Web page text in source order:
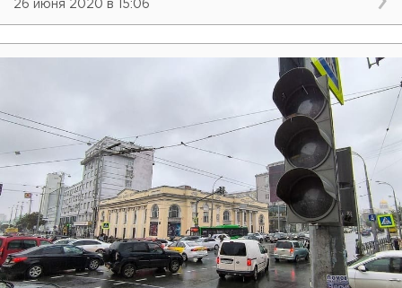
26 июня 2020 в 15:06